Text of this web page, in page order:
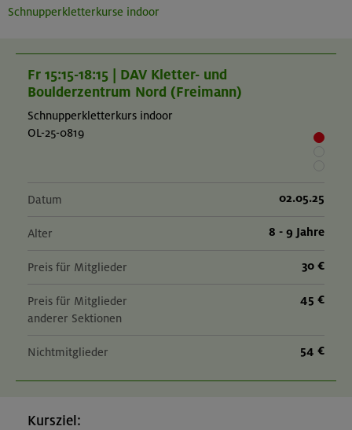
Adventurecamp im Karwendel
Karwendel
Mountainbike-Grundkurs Fahrtechnik und kleine Tour
München und Umgebung
01.-03.11.26
Herbstliche Durchquerung von Lenggries zum
Bayerische Voralpen (Benediktenwandgruppe)
Schnupperkletterkurse indoor
Fr 15:15-18:15 | DAV Kletter- und
Boulderzentrum Nord (Freimann)
Schnupperkletterkurs indoor
OL-25-0819
Datum 02.05.25
Alter 8 - 9 Jahre
Preis für Mitglieder 30 €
Preis für Mitglieder
anderer Sektionen
45 €
Nichtmitglieder 54 €
Kursziel: